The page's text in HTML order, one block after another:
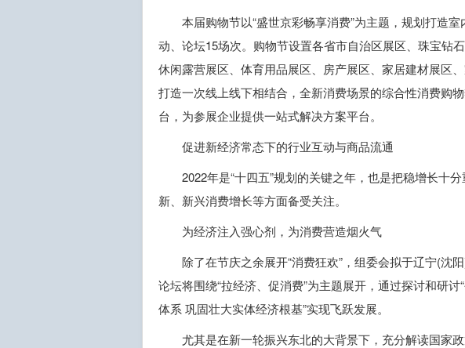
本届购物节以“盛世京彩畅享消费”为主题，规划打造
动、论坛15场次。购物节设置各省市自治区展区、珠宝钻
休闲露营展区、体育用品展区、房产展区、家居建材展区
打造一次线上线下相结合，全新消费场景的综合性消费购
台，为参展企业提供一站式解决方案平台。
促进新经济常态下的行业互动与商品流通
2022年是“十四五”规划的关键之年，也是把稳增长十
新、新兴消费增长等方面备受关注。
为经济注入强心剂，为消费营造烟火气
除了在节庆之余展开“消费狂欢”，组委会拟于辽宁(沈
论坛将围绕“拉经济、促消费”为主题展开，通过探讨和研
体系 巩固壮大实体经济根基”实现飞跃发展。
尤其是在新一轮振兴东北的大背景下，充分解读国家